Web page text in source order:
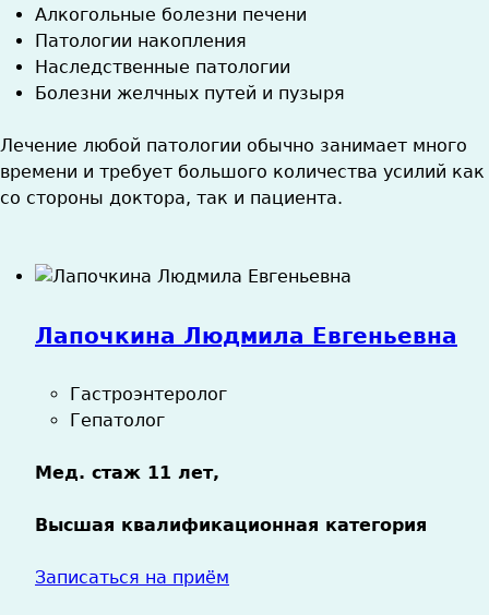
Алкогольные болезни печени
Патологии накопления
Наследственные патологии
Болезни желчных путей и пузыря
Лечение любой патологии обычно занимает много
времени и требует большого количества усилий как
со стороны доктора, так и пациента.
Лапочкина Людмила Евгеньевна
Гастроэнтеролог
Гепатолог
Мед. стаж 11 лет,
Высшая квалификационная категория
Записаться на приём